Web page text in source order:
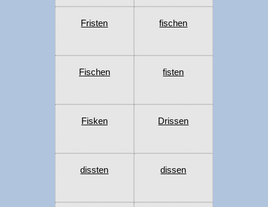
Fristen fischen
Fischen fisten
Fisken Drissen
dissten dissen